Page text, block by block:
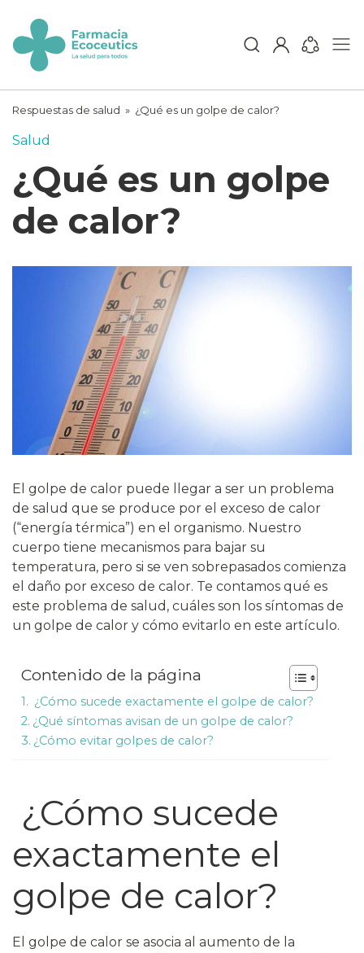
content
ecoceutics
Respuestas de salud » ¿Qué es un golpe de calor?
Salud
¿Qué es un golpe
de calor?
El golpe de calor puede llegar a ser un problema
de salud que se produce por el exceso de calor
(“energía térmica”) en el organismo. Nuestro
cuerpo tiene mecanismos para bajar su
temperatura, pero si se ven sobrepasados comienza
el daño por exceso de calor. Te contamos qué es
este problema de salud, cuáles son los síntomas de
un golpe de calor y cómo evitarlo en este artículo.
Contenido de la página
¿Cómo sucede exactamente el golpe de calor?
¿Qué síntomas avisan de un golpe de calor?
¿Cómo evitar golpes de calor?
¿Cómo sucede
exactamente el
golpe de calor?
El golpe de calor se asocia al aumento de la